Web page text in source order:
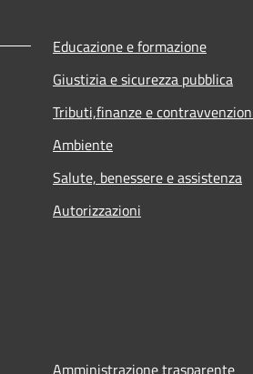
Educazione e formazione
Giustizia e sicurezza pubblica
Tributi,finanze e
Ambiente
Salute, benessere e assistenza
Autorizzazioni
Amministrazione trasparente